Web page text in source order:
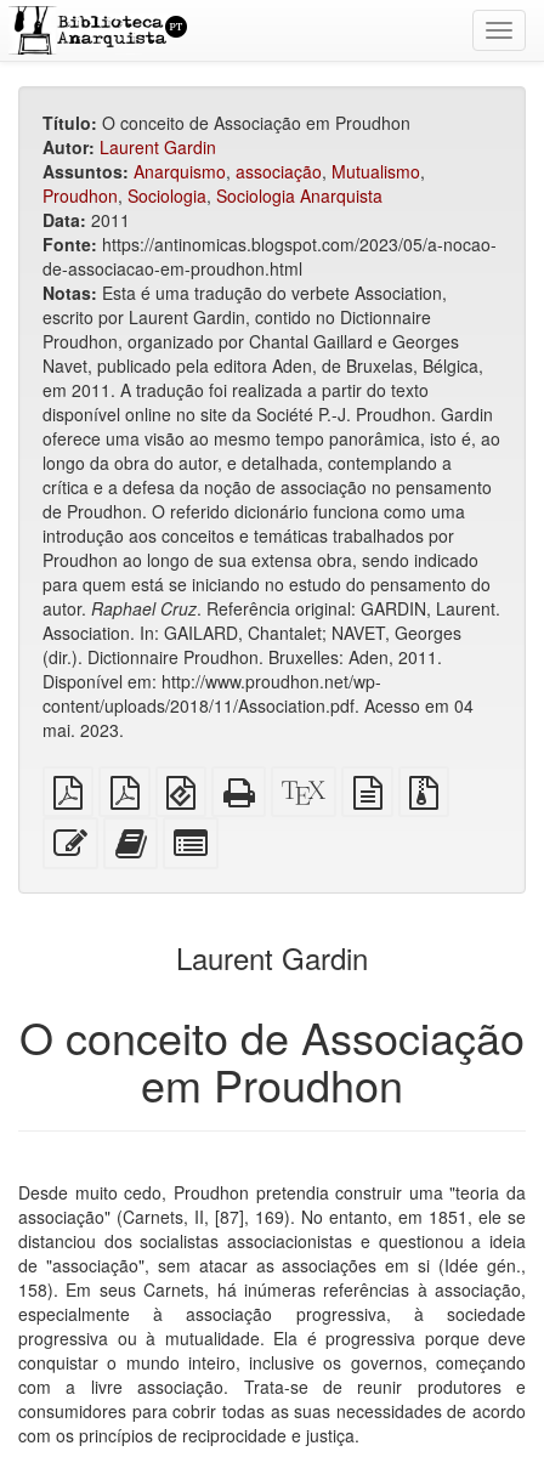
Título: O conceito de Associação em Proudhon
Autor: Laurent Gardin
Assuntos: Anarquismo, associação, Mutualismo,
Proudhon, Sociologia, Sociologia Anarquista
Data: 2011
Fonte: https://antinomicas.blogspot.com/2023/05/a-nocao-
de-associacao-em-proudhon.html
Notas: Esta é uma tradução do verbete Association,
escrito por Laurent Gardin, contido no Dictionnaire
Proudhon, organizado por Chantal Gaillard e Georges
Navet, publicado pela editora Aden, de Bruxelas, Bélgica,
em 2011. A tradução foi realizada a partir do texto
disponível online no site da Société P.-J. Proudhon. Gardin
oferece uma visão ao mesmo tempo panorâmica, isto é, ao
longo da obra do autor, e detalhada, contemplando a
crítica e a defesa da noção de associação no pensamento
de Proudhon. O referido dicionário funciona como uma
introdução aos conceitos e temáticas trabalhados por
Proudhon ao longo de sua extensa obra, sendo indicado
para quem está se iniciando no estudo do pensamento do
autor. Raphael Cruz. Referência original: GARDIN, Laurent.
Association. In: GAILARD, Chantalet; NAVET, Georges
(dir.). Dictionnaire Proudhon. Bruxelles: Aden, 2011.
Disponível em: http://www.proudhon.net/wp-
content/uploads/2018/11/Association.pdf. Acesso em 04
mai. 2023.
PDF
simples
PDF
imposto
sobre
EPUB
(para
dispositivos
móveis)
HTML
puro
Código-
fonte
fonte
em
Editar
esse
Adicionar
este
ao
livros
para
bookbuilder
Laurent Gardin
O conceito de Associação
em Proudhon
Desde muito cedo, Proudhon pretendia construir uma "teoria da
associação" (Carnets, II, [87], 169). No entanto, em 1851, ele se
distanciou dos socialistas associacionistas e questionou a ideia
de "associação", sem atacar as associações em si (Idée gén.,
158). Em seus Carnets, há inúmeras referências à associação,
especialmente à associação progressiva, à sociedade
progressiva ou à mutualidade. Ela é progressiva porque deve
conquistar o mundo inteiro, inclusive os governos, começando
com a livre associação. Trata-se de reunir produtores e
consumidores para cobrir todas as suas necessidades de acordo
com os princípios de reciprocidade e justiça.